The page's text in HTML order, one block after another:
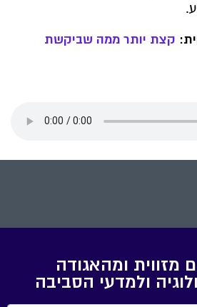
קצת יותר ממה שביקשת
מזווית ומהאגודה
ולמדעי הסביבה